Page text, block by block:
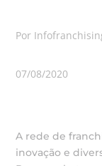
Por
07/08/2020
A rede de
inovação e